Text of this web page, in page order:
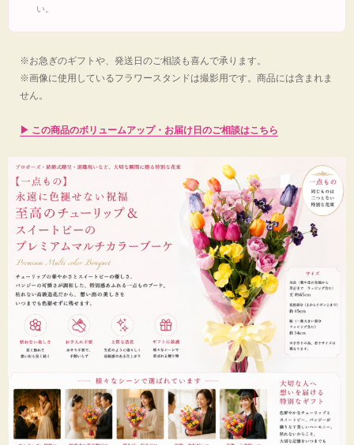
★
★ 移動中もずっと美しい、最高品質の安心感：最高級アーティフ
ィシャルフラワーだからこそ、お出かけや移動中、式典の最中も
枯れる・萎れる心配がありません。最高の状態のまま、自信を持
★ お部屋を彩り、いつでも蘇る感動：お祝いの後も、そのままご
びに「あの日の手渡された喜び」が鮮やかに蘇る、永遠に色褪せ
ない思い出の品となります。
■ 商品詳細
：全長 約65cm（花房部分 約45cm） ／ 幅 約34cm（一番大きい部分）
※ラッピングを含めたサイズです。手作りのため若干の個体差があります。
使用花材：チューリップ（数種類）、スイートピー、パンジー、他
カラー
：マルチカラー（ライトピンク、ローズレッド、オレンジ、イエロー、ブ
ルーラベンダー、青紫、ピンク）
仕様：気品あるカラーのラッピングペーパーで優しく包み、華やかなカラーリボ
ンで格調高く仕上げてお届けします。（透明ラップ仕様）
「手渡した瞬間の、あの最高の笑顔」を一生の宝物に。
あーとみゆきが、贈る方と受け取る方の幸せを願って仕立てた、永遠に
い。
※お急ぎのギフトや、発送日のご相談も喜んで承ります。
※画像に使用しているフラワースタンドは撮影用です。商品には含まれま
せん。
▶ この商品のボリュームアップ・お届け日のご相談はこちら